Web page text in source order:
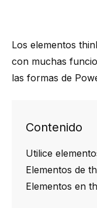
Los elementos
con muchas
las formas de
Contenido
Utilice
Elementos de
Elementos en